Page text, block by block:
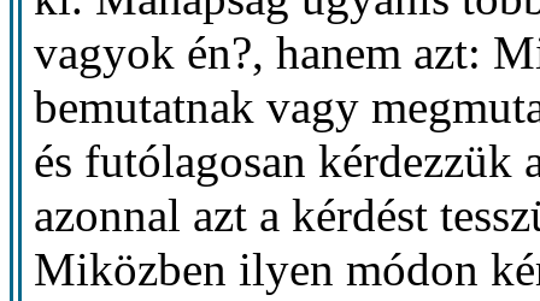
vagyok én?, hanem azt:
bemutatnak vagy
és futólagosan kérdezzük
azonnal azt a kérdést
Miközben ilyen módon